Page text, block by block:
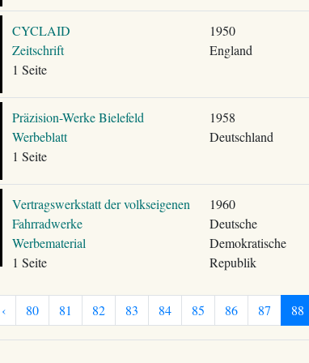
CYCLAID
Zeitschrift
1 Seite
1950
England
Präzision-Werke Bielefeld
Werbeblatt
1 Seite
1958
Deutschland
Vertragswerkstatt der volkseigenen
Fahrradwerke
Werbematerial
1 Seite
1960
Deutsche
Demokratische
Republik
‹ 80 81 82 83 84 85 86 87 88